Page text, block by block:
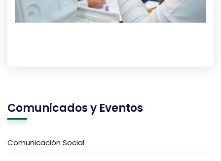
Comunicados y Eventos
Comunicación Social